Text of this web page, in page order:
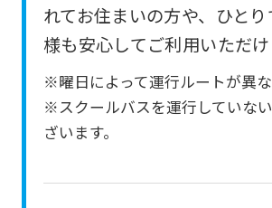
れてお住まいの方や、ひと
様も安心してご利用いただけ
※曜日によって運行ルートが異な
※スクールバスを運行していな
ざいます。